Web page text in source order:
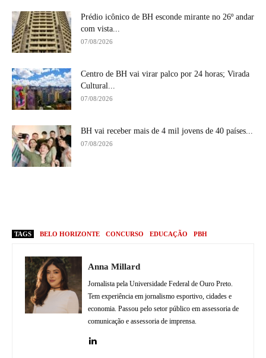
Prédio icônico de BH esconde mirante no 26º andar
com vista...
07/08/2026
Centro de BH vai virar palco por 24 horas; Virada
Cultural...
07/08/2026
BH vai receber mais de 4 mil jovens de 40 países...
07/08/2026
TAGS BELO HORIZONTE CONCURSO EDUCAÇÃO PBH
Anna Millard
Jornalista pela Universidade Federal de Ouro Preto.
Tem experiência em jornalismo esportivo, cidades e
economia. Passou pelo setor público em assessoria de
comunicação e assessoria de imprensa.